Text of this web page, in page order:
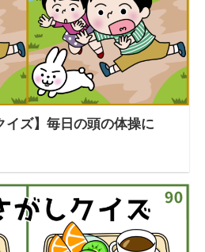
イズ】毎日の頭の体操に